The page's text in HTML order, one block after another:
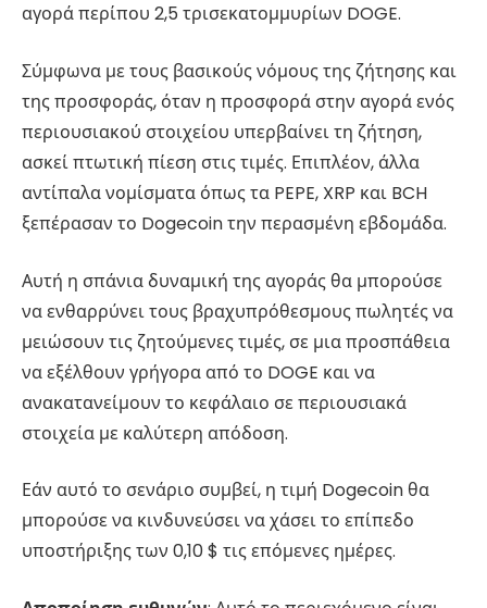
αγορά περίπου 2,5 τρισεκατομμυρίων DOGE.
Σύμφωνα με τους βασικούς νόμους της ζήτησης και
της προσφοράς, όταν η προσφορά στην αγορά ενός
περιουσιακού στοιχείου υπερβαίνει τη ζήτηση,
ασκεί πτωτική πίεση στις τιμές. Επιπλέον, άλλα
αντίπαλα νομίσματα όπως τα PEPE, XRP και BCH
ξεπέρασαν το Dogecoin την περασμένη εβδομάδα.
Αυτή η σπάνια δυναμική της αγοράς θα μπορούσε
να ενθαρρύνει τους βραχυπρόθεσμους πωλητές να
μειώσουν τις ζητούμενες τιμές, σε μια προσπάθεια
να εξέλθουν γρήγορα από το DOGE και να
ανακατανείμουν το κεφάλαιο σε περιουσιακά
στοιχεία με καλύτερη απόδοση.
Εάν αυτό το σενάριο συμβεί, η τιμή Dogecoin θα
μπορούσε να κινδυνεύσει να χάσει το επίπεδο
υποστήριξης των 0,10 $ τις επόμενες ημέρες.